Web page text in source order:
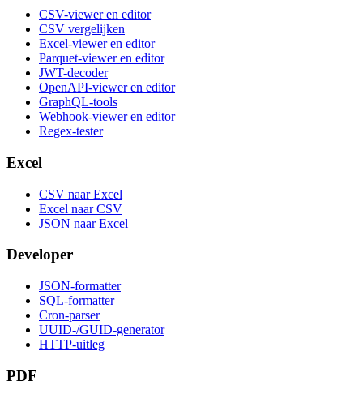
CSV-viewer en editor
CSV vergelijken
Excel-viewer en editor
Parquet-viewer en editor
JWT-decoder
OpenAPI-viewer en editor
GraphQL-tools
Webhook-viewer en editor
Regex-tester
Excel
CSV naar Excel
Excel naar CSV
JSON naar Excel
Developer
JSON-formatter
SQL-formatter
Cron-parser
UUID-/GUID-generator
HTTP-uitleg
PDF